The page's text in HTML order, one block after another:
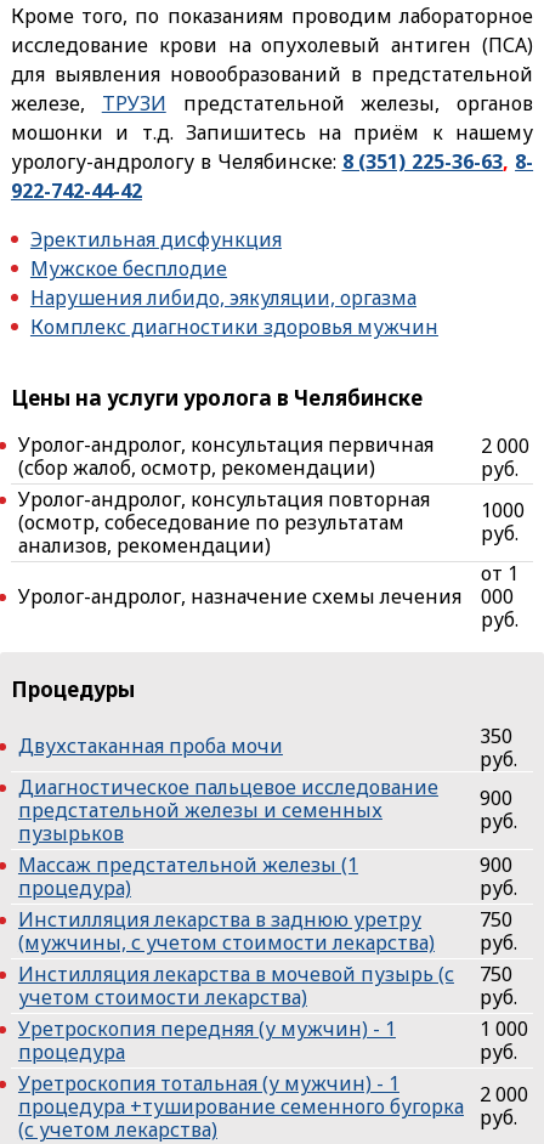
Кроме того, по показаниям проводим лабораторное
исследование крови на опухолевый антиген (ПСА)
для выявления новообразований в предстательной
железе, ТРУЗИ предстательной железы, органов
мошонки и т.д. Запишитесь на приём к нашему
урологу-андрологу в Челябинске: 8 (351) 225-36-63, 8-
922-742-44-42
Эректильная дисфункция
Мужское бесплодие
Нарушения либидо, эякуляции, оргазма
Комплекс диагностики здоровья мужчин
Цены на услуги уролога в Челябинске
Уролог-андролог, консультация первичная
(сбор жалоб, осмотр, рекомендации)
2 000
руб.
Уролог-андролог, консультация повторная
(осмотр, собеседование по результатам
анализов, рекомендации)
1000
руб.
Уролог-андролог, назначение схемы лечения
от 1
000
руб.
Процедуры
Двухстаканная проба мочи
350
руб.
Диагностическое пальцевое исследование
предстательной железы и семенных
пузырьков
900
руб.
Массаж предстательной железы (1
процедура)
900
руб.
Инстилляция лекарства в заднюю уретру
(мужчины, с учетом стоимости лекарства)
750
руб.
Инстилляция лекарства в мочевой пузырь (с
учетом стоимости лекарства)
750
руб.
Уретроскопия передняя (у мужчин) - 1
процедура
1 000
руб.
Уретроскопия тотальная (у мужчин) - 1
процедура +туширование семенного бугорка
(с учетом лекарства)
2 000
руб.